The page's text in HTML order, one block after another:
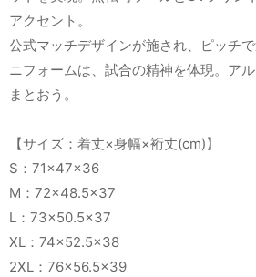
アクセント。
公式マッチデザインが施され、ピッチ
ニフォームは、試合の精神を体現。ア
まとおう。
【サイズ：着丈×身幅×裄丈(cm)】
S：71×47×36
M：72×48.5×37
L：73×50.5×37
XL：74×52.5×38
2XL：76×56.5×39